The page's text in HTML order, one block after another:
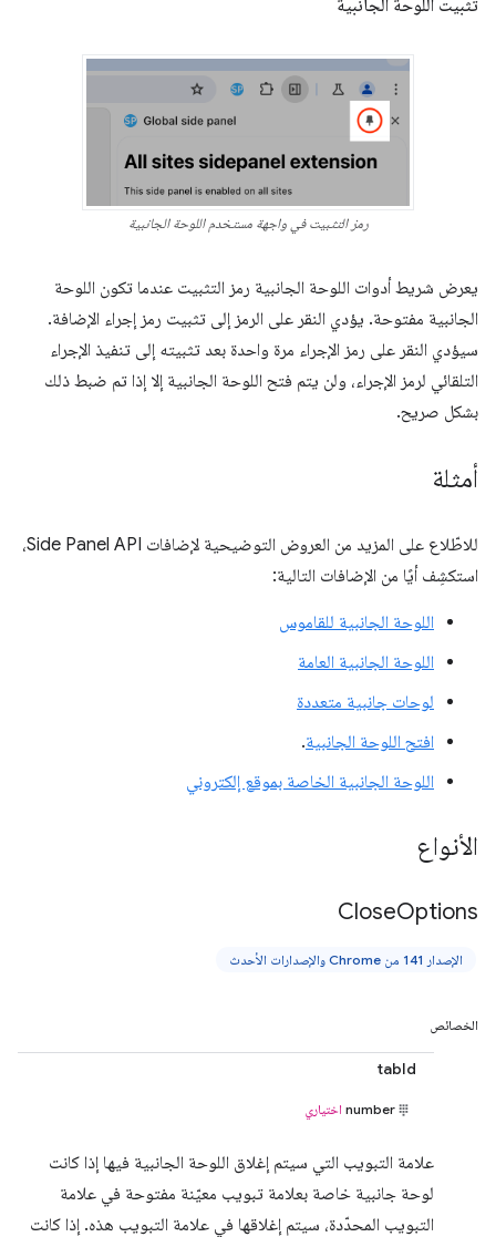
تثبيت اللوحة الجانبية
رمز التثبيت في واجهة مستخدم اللوحة الجانبية
يعرض شريط أدوات اللوحة الجانبية رمز التثبيت عندما تكون اللوحة
الجانبية مفتوحة. يؤدي النقر على الرمز إلى تثبيت رمز إجراء الإضافة.
سيؤدي النقر على رمز الإجراء مرة واحدة بعد تثبيته إلى تنفيذ الإجراء
التلقائي لرمز الإجراء، ولن يتم فتح اللوحة الجانبية إلا إذا تم ضبط ذلك
بشكل صريح.
أمثلة
للاطّلاع على المزيد من العروض التوضيحية لإضافات Side Panel API،
استكشِف أيًا من الإضافات التالية:
اللوحة الجانبية للقاموس
اللوحة الجانبية العامة
لوحات جانبية متعددة
افتح اللوحة الجانبية.
اللوحة الجانبية الخاصة بموقع إلكتروني
الأنواع
CloseOptions
الإصدار 141 من Chrome والإصدارات الأحدث
الخصائص
tabId
number اختياري
علامة التبويب التي سيتم إغلاق اللوحة الجانبية فيها إذا كانت
لوحة جانبية خاصة بعلامة تبويب معيّنة مفتوحة في علامة
التبويب المحدّدة، سيتم إغلاقها في علامة التبويب هذه. إذا كانت